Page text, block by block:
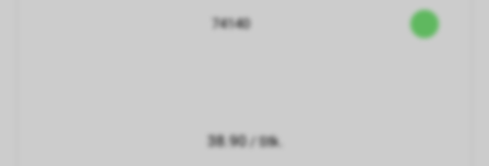
74140
38.90/ Stk.